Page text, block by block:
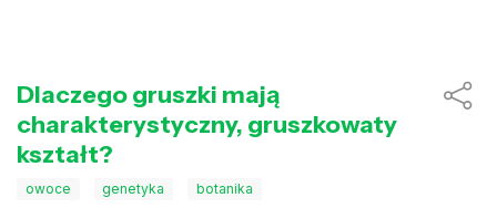
Dlaczego gruszki mają
charakterystyczny, gruszkowaty
kształt?
owoce genetyka botanika